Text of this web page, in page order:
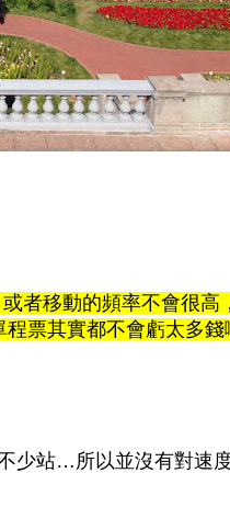
者移動的頻率不會很高
票其實都不會虧太多錢
少站…所以並沒有對速